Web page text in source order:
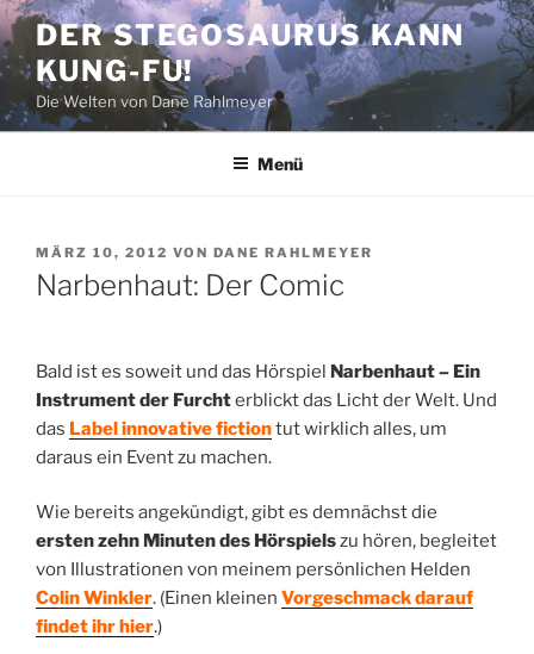
Zum
Inhalt
springen
DER STEGOSAURUS KANN
KUNG-FU!
Die Welten von Dane Rahlmeyer
Menü
VERÖFFENTLICHT
AM
MÄRZ 10, 2012 VON DANE RAHLMEYER
Narbenhaut: Der Comic
Bald ist es soweit und das Hörspiel Narbenhaut – Ein
Instrument der Furchterblickt das Licht der Welt. Und
das Label innovative fictiontut wirklich alles, um
daraus ein Event zu machen.
Wie bereits angekündigt, gibt es demnächst die
ersten zehn Minuten des Hörspielszu hören, begleitet
von Illustrationen von meinem persönlichen Helden
Colin Winkler. (Einen kleinen Vorgeschmack darauf
findet ihr hier.)